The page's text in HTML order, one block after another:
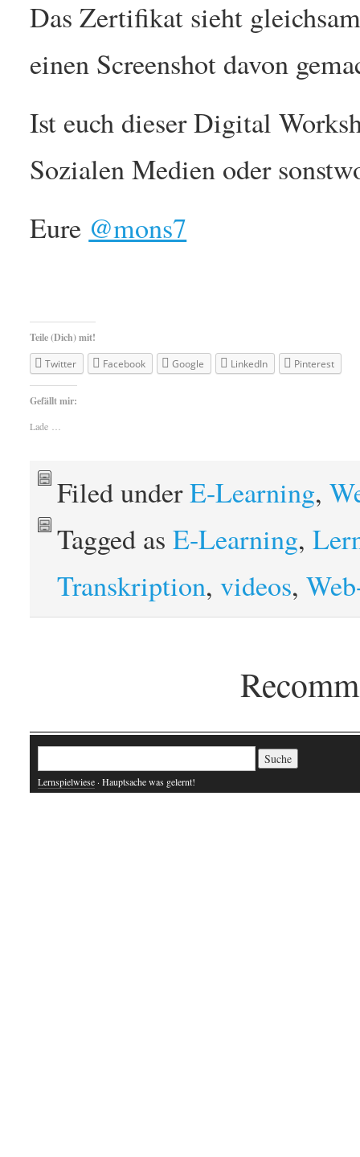
Das Zertifikat sieht
einen Screenshot davon
Ist euch dieser Digital
Sozialen Medien oder
Eure @mons7
Teile (Dich) mit!
Twitter
Facebook Google LinkedIn Pinterest
Gefällt mir:
Lade …
Filed underE-Learning,
Tagged asE-Learning,
Transkription,videos,
Lernspielwiese · Hauptsache was gelernt!